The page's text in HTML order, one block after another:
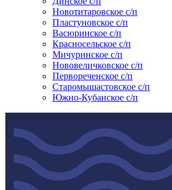
Новотитаровское с/п
Пластуновское с/п
Васюринское с/п
Красносельское с/п
Мичуринское с/п
Нововеличковское с/п
Первореченское с/п
Старомышастовское с/п
Южно-Кубанское с/п